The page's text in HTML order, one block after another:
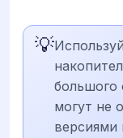
💡
большого
могут не
версиями